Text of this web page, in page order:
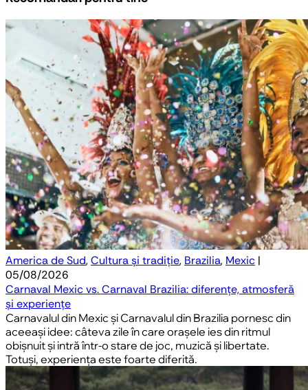
America de Sud,Cultura și tradiție, Brazilia, Mexic |
05/08/2026
Carnaval Mexic vs. Carnaval Brazilia: diferențe, atmosferă
și experiențe
Carnavalul din Mexic și Carnavalul din Brazilia pornesc din
aceeași idee: câteva zile în care orașele ies din ritmul
obișnuit și intră într-o stare de joc, muzică și libertate.
Totuși, experiența este foarte diferită.